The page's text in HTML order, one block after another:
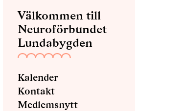
Välkommen till
Neuroförbundet
Lundabygden
Kalender
Kontakt
Medlemsnytt